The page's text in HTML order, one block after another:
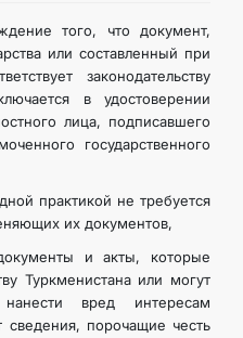
US
того, что документ,
или составленный при
законодательству
в удостоверении
лица, подписавшего
государственного
практикой не требуется
их документов,
и акты, которые
Туркменистана или могут
вред интересам
сведения, порочащие честь